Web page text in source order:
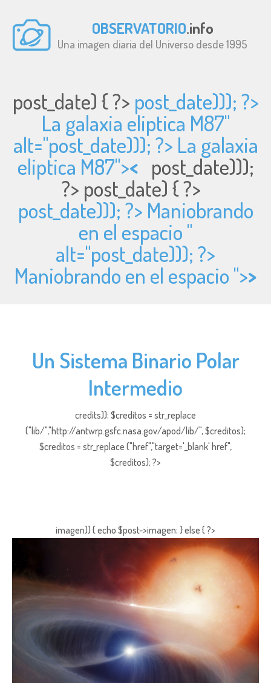
OBSERVATORIO.info
Una imagen diaria del Universo desde 1995
post_date) { ?> post_date))); ?>
La galaxia eliptica M87"
alt="post_date))); ?> La galaxia
eliptica M87">< post_date)));
?> post_date) { ?>
post_date))); ?> Maniobrando
en el espacio "
alt="post_date))); ?>
Maniobrando en el espacio ">>
Un Sistema Binario Polar
Intermedio
credits)); $creditos = str_replace
("lib/","http://antwrp.gsfc.nasa.gov/apod/lib/", $creditos);
$creditos = str_replace ("href","target='_blank' href",
$creditos); ?>
imagen)) { echo $post->imagen; } else { ?>